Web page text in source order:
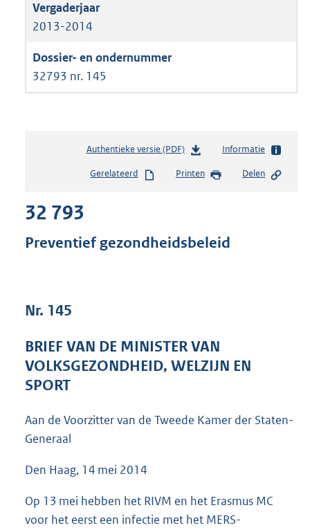
2013-2014
32793 nr. 145
Authentieke versie (PDF)b
s
d
s
e
:
b
Informatie
Gerelateerd Printen Delen
32 793
Preventief gezondheidsbeleid
Nr. 145
BRIEF VAN DE MINISTER VAN
VOLKSGEZONDHEID, WELZIJN EN
SPORT
Aan de Voorzitter van de Tweede Kamer der Staten-
Generaal
Den Haag, 14 mei 2014
Op 13 mei hebben het RIVM en het Erasmus MC
voor het eerst een infectie met het MERS-